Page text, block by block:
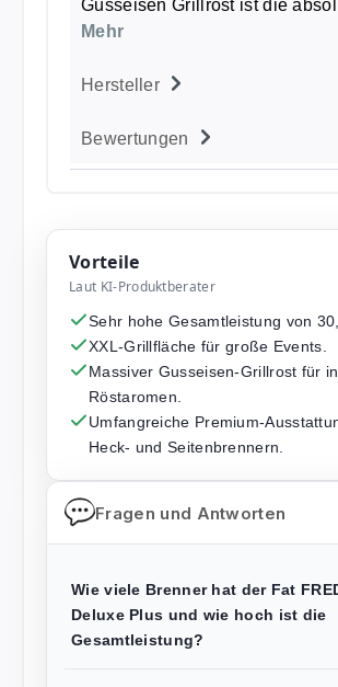
Gusseisen Grillrost ist die
Mehr
Hersteller
Bewertungen
Vorteile
Laut KI-Produktberater
Sehr hohe Gesamtleistung von
XXL-Grillfläche für große Events.
Massiver Gusseisen-Grillrost für
Röstaromen.
Umfangreiche Premium-
Heck- und Seitenbrennern.
Fragen und Antworten
Wie viele Brenner hat der Fat
Deluxe Plus und wie hoch ist die
Gesamtleistung?